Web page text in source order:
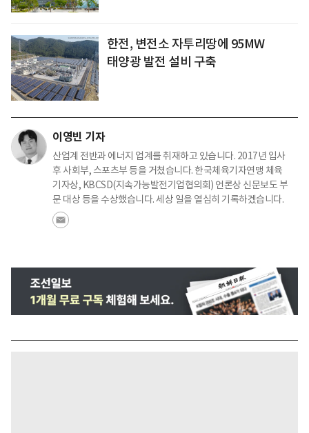
한전, 변전소 자투리땅에 95MW
태양광 발전 설비 구축
이영빈 기자
산업계 전반과 에너지 업계를 취재하고 있습니다. 2017년 입사
후 사회부, 스포츠부 등을 거쳤습니다. 한국체육기자연맹 체육
기자상, KBCSD(지속가능발전기업협의회) 언론상 신문보도 부
문 대상 등을 수상했습니다. 세상 일을 열심히 기록하겠습니다.